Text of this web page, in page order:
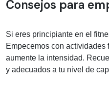
Consejos para
Si eres principiante en el
Empecemos con actividades
aumente la intensidad.
y adecuados a tu nivel de